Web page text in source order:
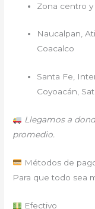
Zona centro y
Naucalpan,
Coacalco
Santa Fe,
Coyoacán,
Llegamos a
promedio.
Métodos de
Para que todo sea
Efectivo